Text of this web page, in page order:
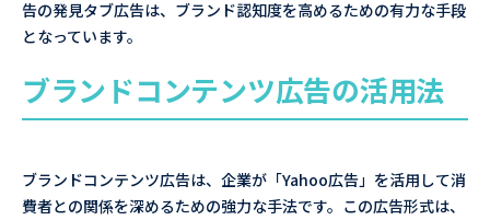
告の発見タブ広告は、ブランド認知度を高めるための有力な手段
となっています。
ブランドコンテンツ広告の活用法
ブランドコンテンツ広告は、企業が「Yahoo広告」を活用して消
費者との関係を深めるための強力な手法です。この広告形式は、